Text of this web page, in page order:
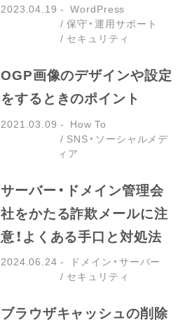
2023.04.19
WordPress
保守・運用サポート
セキュリティ
OGP画像のデザインや設定
をするときのポイント
2021.03.09
How To
SNS・ソーシャルメデ
ィア
サーバー・ドメイン管理会
社をかたる詐欺メールに注
意！よくある手口と対処法
2024.06.24
ドメイン・サーバー
セキュリティ
ブラウザキャッシュの削除